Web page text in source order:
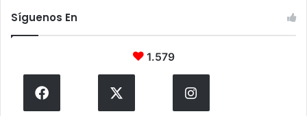
Síguenos En
1.579